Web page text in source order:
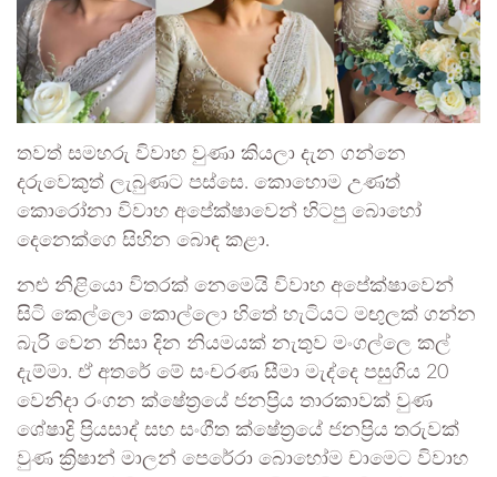
තවත් සමහරු විවාහ වුණා කියලා දැන ගන්නෙ
දරුවෙකුත් ලැබුණට පස්සෙ. කොහොම උණත්
කොරෝනා විවාහ අපේක්ෂාවෙන් හිටපු බොහෝ
දෙනෙක්ගෙ සිහින බොඳ කළා.
නළු නිළියො විතරක් නෙමෙයි විවාහ අපේක්ෂාවෙන්
සිටි කෙල්ලො කොල්ලො හිතේ හැටියට මඟුලක් ගන්න
බැරි වෙන නිසා දින නියමයක් නැතුව මංගල්ලෙ කල්
දැම්මා. ඒ අතරේ මේ සංචරණ සීමා මැද්දෙ පසුගිය 20
වෙනිදා රංගන ක්ෂේත්‍රයේ ජනප්‍රිය තාරකාවක් වුණ
ශේෂාද්‍රි ප්‍රියසාද් සහ සංගීත ක්ෂේත්‍රයේ ජනප්‍රිය තරුවක්
වුණ ක්‍රිෂාන් මාලන් පෙරේරා බොහෝම චාමෙට විවාහ